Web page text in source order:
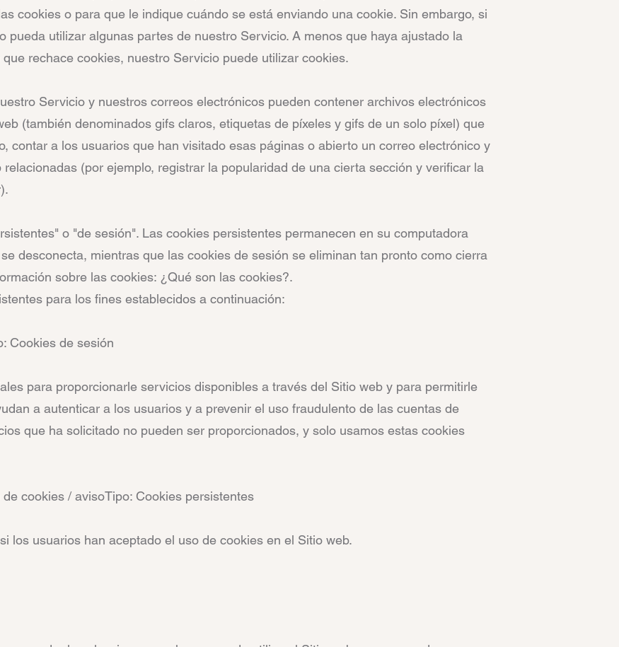
cookies o para que le indique cuándo se está enviando una cookie. Sin embargo, si
pueda utilizar algunas partes de nuestro Servicio. A menos que haya ajustado la
rechace cookies, nuestro Servicio puede utilizar cookies.
Servicio y nuestros correos electrónicos pueden contener archivos electrónicos
(también denominados gifs claros, etiquetas de píxeles y gifs de un solo píxel) que
contar a los usuarios que han visitado esas páginas o abierto un correo electrónico y
(por ejemplo, registrar la popularidad de una cierta sección y verificar la
o "de sesión". Las cookies persistentes permanecen en su computadora
desconecta, mientras que las cookies de sesión se eliminan tan pronto como cierra
sobre las cookies: ¿Qué son las cookies?.
para los fines establecidos a continuación:
Cookies de sesión
para proporcionarle servicios disponibles a través del Sitio web y para permitirle
a autenticar a los usuarios y a prevenir el uso fraudulento de las cuentas de
que ha solicitado no pueden ser proporcionados, y solo usamos estas cookies
cookies / avisoTipo: Cookies persistentes
los usuarios han aceptado el uso de cookies en el Sitio web.